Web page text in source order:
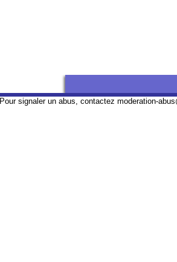
Pour signaler un abus, contactez moderation-